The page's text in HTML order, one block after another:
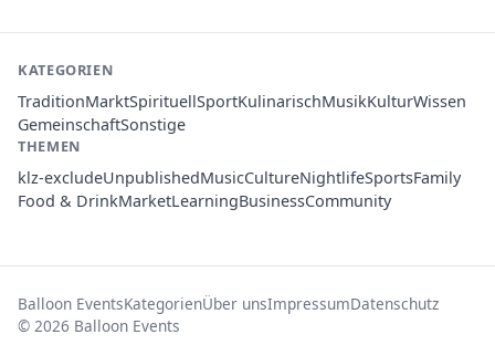
KATEGORIEN
TraditionMarktSpirituellSportKulinarischMusikKulturWissen
GemeinschaftSonstige
THEMEN
klz-excludeUnpublishedMusicCultureNightlifeSportsFamily
Food & DrinkMarketLearningBusinessCommunity
Balloon EventsKategorienÜber unsImpressumDatenschutz
© 2026 Balloon Events